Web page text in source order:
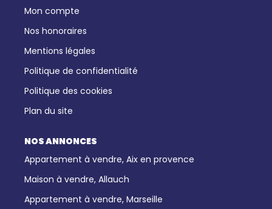
Mon compte
Nos honoraires
Mentions légales
Politique de confidentialité
Politique des cookies
Plan du site
NOS ANNONCES
Appartement à vendre, Aix en provence
Maison à vendre, Allauch
Appartement à vendre, Marseille